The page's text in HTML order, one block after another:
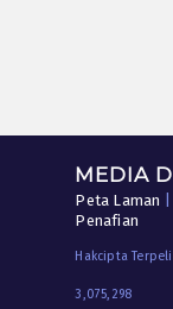
MEDIA
Peta Laman
Penafian
Hakcipta
3,075,298